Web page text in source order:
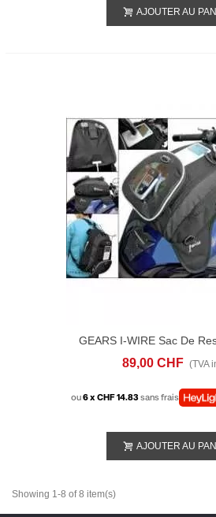
AJOUTER AU
GEARS I-WIRE Sac De
89,00 CHF (TVA
ou6 x CHF 14.83sans frais
AJOUTER AU
Showing 1-8 of 8 item(s)